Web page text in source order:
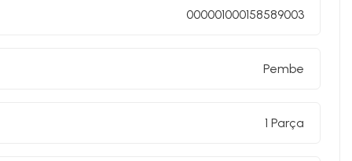
000001000158589003
Pembe
1 Parça